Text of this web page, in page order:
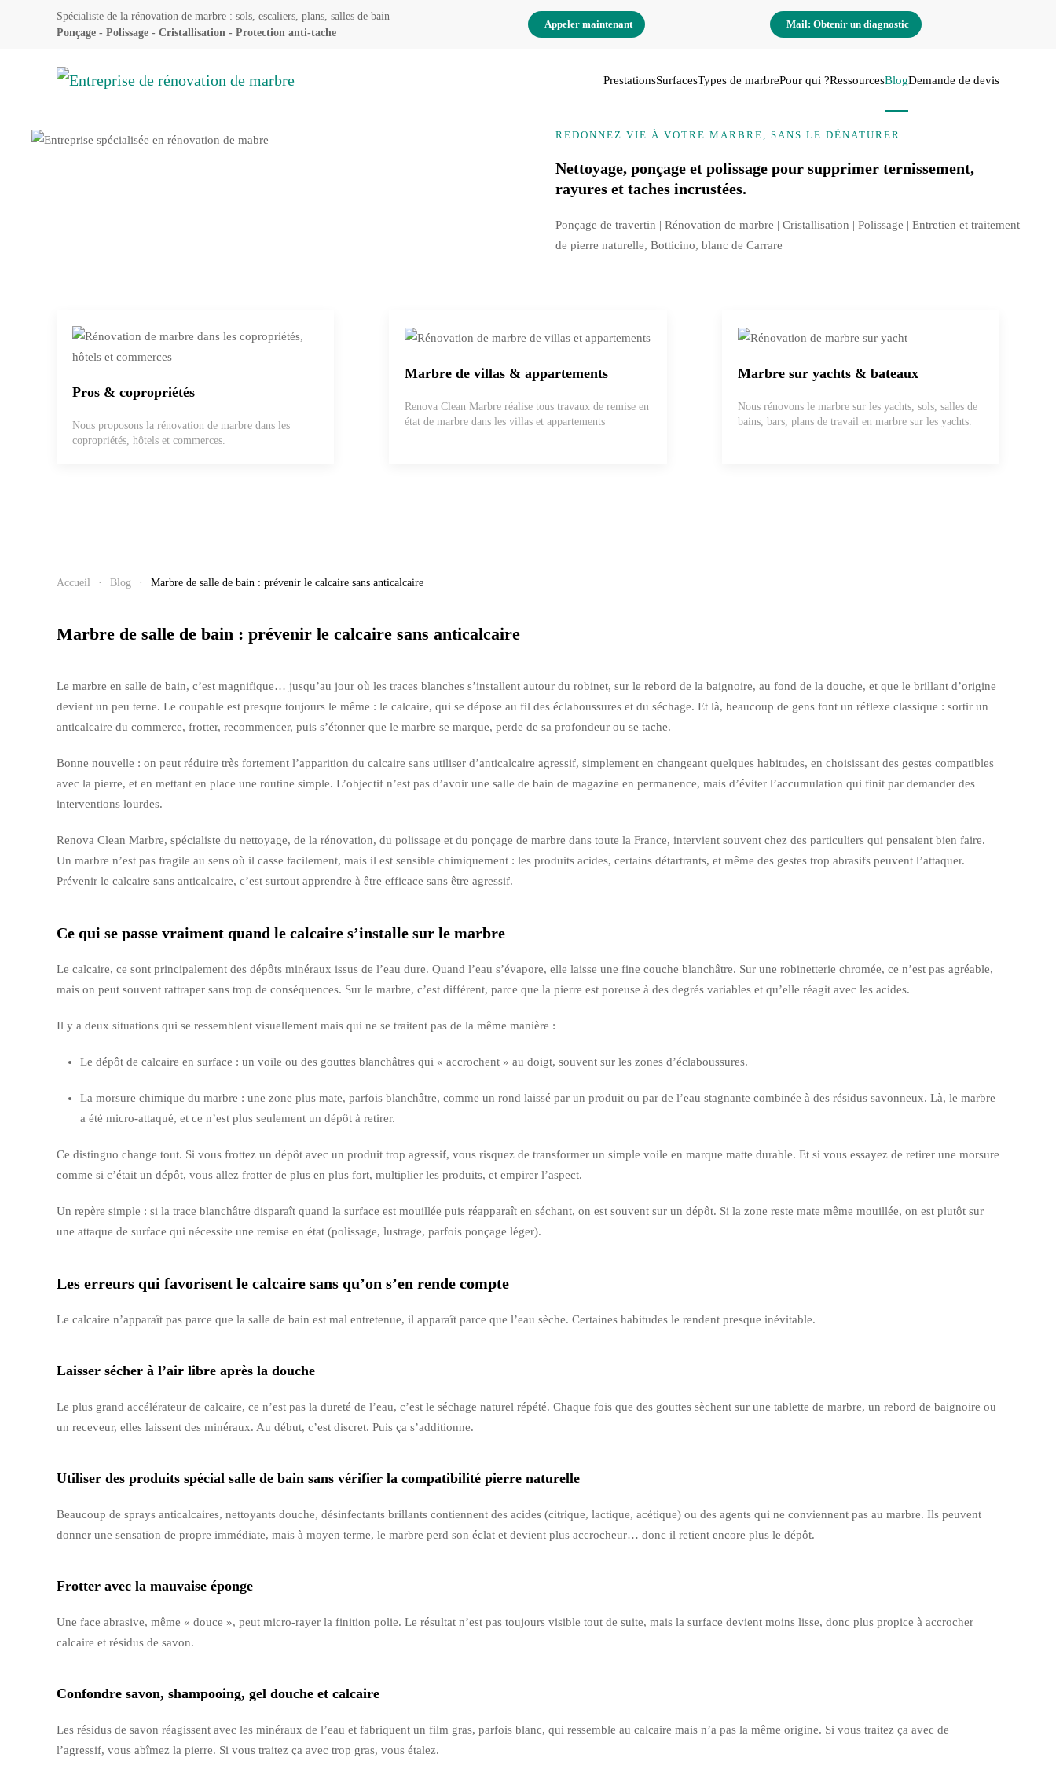
Spécialiste de la rénovation de marbre : sols, escaliers, plans, salles de bain
Ponçage - Polissage - Cristallisation - Protection anti-tache
Appeler maintenant Mail: Obtenir un diagnostic
PrestationsSurfacesTypes de marbrePour qui ?RessourcesBlogDemande de devis
REDONNEZ VIE À VOTRE MARBRE, SANS LE DÉNATURER
Nettoyage, ponçage et polissage pour supprimer ternissement,
rayures et taches incrustées.
Ponçage de travertin | Rénovation de marbre | Cristallisation | Polissage | Entretien et traitement
de pierre naturelle, Botticino, blanc de Carrare
Pros & copropriétés
Nous proposons la rénovation de marbre dans les
copropriétés, hôtels et commerces.
Marbre de villas & appartements
Renova Clean Marbre réalise tous travaux de remise en
état de marbre dans les villas et appartements
Marbre sur yachts & bateaux
Nous rénovons le marbre sur les yachts, sols, salles de
bains, bars, plans de travail en marbre sur les yachts.
Accueil Blog Marbre de salle de bain : prévenir le calcaire sans anticalcaire
Marbre de salle de bain : prévenir le calcaire sans anticalcaire
Le marbre en salle de bain, c’est magnifique… jusqu’au jour où les traces blanches s’installent autour du robinet, sur le rebord de la baignoire, au fond de la douche, et que le brillant d’origine
devient un peu terne. Le coupable est presque toujours le même : le calcaire, qui se dépose au fil des éclaboussures et du séchage. Et là, beaucoup de gens font un réflexe classique : sortir un
anticalcaire du commerce, frotter, recommencer, puis s’étonner que le marbre se marque, perde de sa profondeur ou se tache.
Bonne nouvelle : on peut réduire très fortement l’apparition du calcaire sans utiliser d’anticalcaire agressif, simplement en changeant quelques habitudes, en choisissant des gestes compatibles
avec la pierre, et en mettant en place une routine simple. L’objectif n’est pas d’avoir une salle de bain de magazine en permanence, mais d’éviter l’accumulation qui finit par demander des
interventions lourdes.
Renova Clean Marbre, spécialiste du nettoyage, de la rénovation, du polissage et du ponçage de marbre dans toute la France, intervient souvent chez des particuliers qui pensaient bien faire.
Un marbre n’est pas fragile au sens où il casse facilement, mais il est sensible chimiquement : les produits acides, certains détartrants, et même des gestes trop abrasifs peuvent l’attaquer.
Prévenir le calcaire sans anticalcaire, c’est surtout apprendre à être efficace sans être agressif.
Ce qui se passe vraiment quand le calcaire s’installe sur le marbre
Le calcaire, ce sont principalement des dépôts minéraux issus de l’eau dure. Quand l’eau s’évapore, elle laisse une fine couche blanchâtre. Sur une robinetterie chromée, ce n’est pas agréable,
mais on peut souvent rattraper sans trop de conséquences. Sur le marbre, c’est différent, parce que la pierre est poreuse à des degrés variables et qu’elle réagit avec les acides.
Il y a deux situations qui se ressemblent visuellement mais qui ne se traitent pas de la même manière :
Le dépôt de calcaire en surface : un voile ou des gouttes blanchâtres qui « accrochent » au doigt, souvent sur les zones d’éclaboussures.
La morsure chimique du marbre : une zone plus mate, parfois blanchâtre, comme un rond laissé par un produit ou par de l’eau stagnante combinée à des résidus savonneux. Là, le marbre
a été micro-attaqué, et ce n’est plus seulement un dépôt à retirer.
Ce distinguo change tout. Si vous frottez un dépôt avec un produit trop agressif, vous risquez de transformer un simple voile en marque matte durable. Et si vous essayez de retirer une morsure
comme si c’était un dépôt, vous allez frotter de plus en plus fort, multiplier les produits, et empirer l’aspect.
Un repère simple : si la trace blanchâtre disparaît quand la surface est mouillée puis réapparaît en séchant, on est souvent sur un dépôt. Si la zone reste mate même mouillée, on est plutôt sur
une attaque de surface qui nécessite une remise en état (polissage, lustrage, parfois ponçage léger).
Les erreurs qui favorisent le calcaire sans qu’on s’en rende compte
Le calcaire n’apparaît pas parce que la salle de bain est mal entretenue, il apparaît parce que l’eau sèche. Certaines habitudes le rendent presque inévitable.
Laisser sécher à l’air libre après la douche
Le plus grand accélérateur de calcaire, ce n’est pas la dureté de l’eau, c’est le séchage naturel répété. Chaque fois que des gouttes sèchent sur une tablette de marbre, un rebord de baignoire ou
un receveur, elles laissent des minéraux. Au début, c’est discret. Puis ça s’additionne.
Utiliser des produits spécial salle de bain sans vérifier la compatibilité pierre naturelle
Beaucoup de sprays anticalcaires, nettoyants douche, désinfectants brillants contiennent des acides (citrique, lactique, acétique) ou des agents qui ne conviennent pas au marbre. Ils peuvent
donner une sensation de propre immédiate, mais à moyen terme, le marbre perd son éclat et devient plus accrocheur… donc il retient encore plus le dépôt.
Frotter avec la mauvaise éponge
Une face abrasive, même « douce », peut micro-rayer la finition polie. Le résultat n’est pas toujours visible tout de suite, mais la surface devient moins lisse, donc plus propice à accrocher
calcaire et résidus de savon.
Confondre savon, shampooing, gel douche et calcaire
Les résidus de savon réagissent avec les minéraux de l’eau et fabriquent un film gras, parfois blanc, qui ressemble au calcaire mais n’a pas la même origine. Si vous traitez ça avec de
l’agressif, vous abîmez la pierre. Si vous traitez ça avec trop gras, vous étalez.